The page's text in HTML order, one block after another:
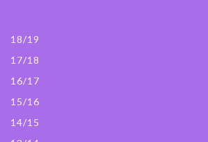
18/19
17/18
16/17
15/16
14/15